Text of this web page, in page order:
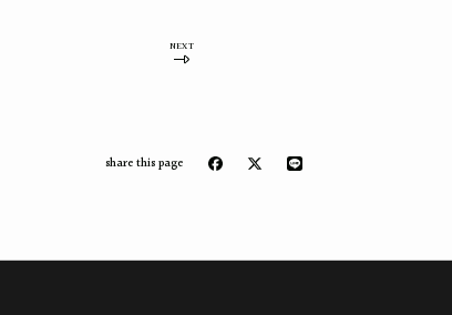
NEXT
share this page